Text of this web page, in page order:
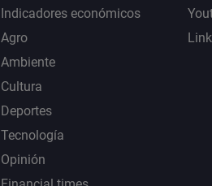
Indicadores económicos
Agro
Ambiente
Cultura
Deportes
Tecnología
Opinión